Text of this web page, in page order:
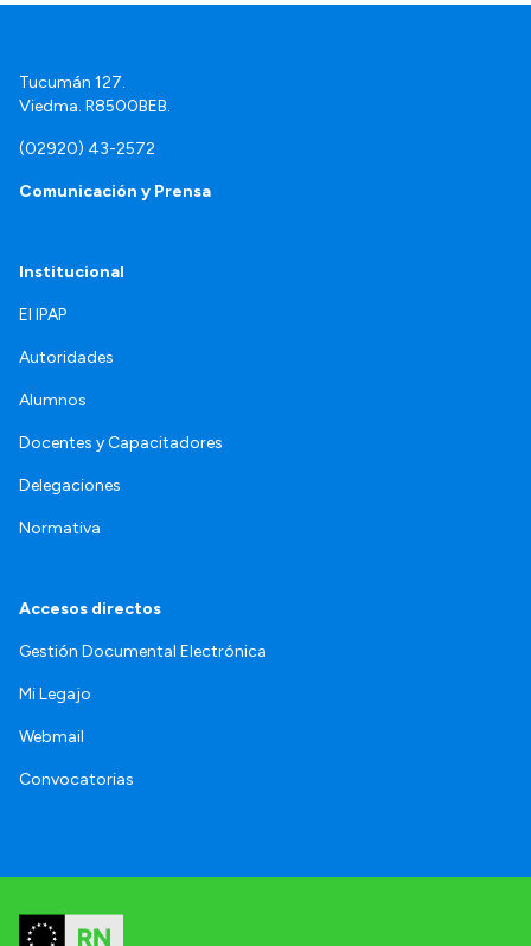
Tucumán 127.
Viedma. R8500BEB.
(02920) 43-2572
Comunicación y Prensa
Institucional
El IPAP
Autoridades
Alumnos
Docentes y Capacitadores
Delegaciones
Normativa
Accesos directos
Gestión Documental Electrónica
Mi Legajo
Webmail
Convocatorias